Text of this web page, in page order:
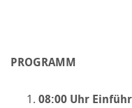
PROGRAMM
08:00 Uhr